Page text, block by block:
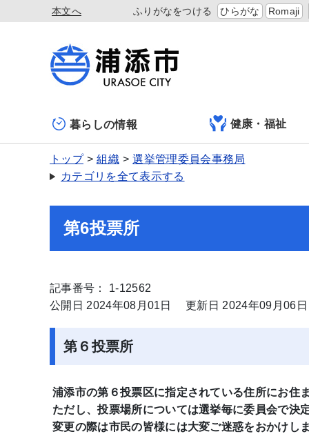
本文へ ふりがなをつける ひらがな Romaji
暮らしの情報 健康・福祉
トップ 組織
選挙管理委員会事務局
カテゴリを全て表示する
第6投票所
記事番号： 1-12562
公開日 2024年08月01日
更新日 2024年09月06日
第６投票所
浦添市の第６投票区に指定されている住所にお住
ただし、投票場所については選挙毎に委員会で決
変更の際は市民の皆様には大変ご迷惑をおかけし